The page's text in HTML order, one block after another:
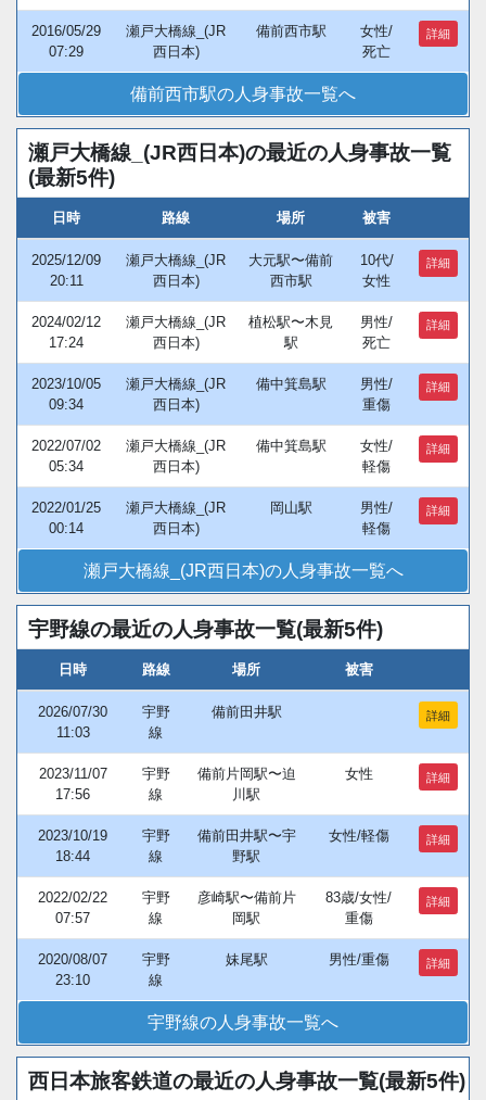
2016/05/29
07:29
瀬戸大橋線_(JR
西日本)
備前西市駅
女性/
死亡
詳細
備前西市駅の人身事故一覧へ
瀬戸大橋線_(JR西日本)の最近の人身事故一覧
(最新5件)
日時 路線 場所 被害
2025/12/09
20:11
瀬戸大橋線_(JR
西日本)
大元駅〜備前
西市駅
10代/
女性
詳細
2024/02/12
17:24
瀬戸大橋線_(JR
西日本)
植松駅〜木見
駅
男性/
死亡
詳細
2023/10/05
09:34
瀬戸大橋線_(JR
西日本)
備中箕島駅
男性/
重傷
詳細
2022/07/02
05:34
瀬戸大橋線_(JR
西日本)
備中箕島駅
女性/
軽傷
詳細
2022/01/25
00:14
瀬戸大橋線_(JR
西日本)
岡山駅
男性/
軽傷
詳細
瀬戸大橋線_(JR西日本)の人身事故一覧へ
宇野線の最近の人身事故一覧(最新5件)
日時 路線 場所 被害
2026/07/30
11:03
宇野
線
備前田井駅 詳細
2023/11/07
17:56
宇野
線
備前片岡駅〜迫
川駅
女性 詳細
2023/10/19
18:44
宇野
線
備前田井駅〜宇
野駅
女性/軽傷 詳細
2022/02/22
07:57
宇野
線
彦崎駅〜備前片
岡駅
83歳/女性/
重傷
詳細
2020/08/07
23:10
宇野
線
妹尾駅 男性/重傷 詳細
宇野線の人身事故一覧へ
西日本旅客鉄道の最近の人身事故一覧(最新5件)